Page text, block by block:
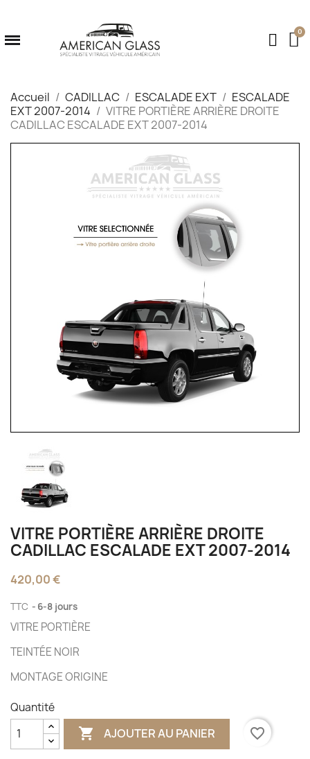
Accueil CADILLAC ESCALADE EXT
ESCALADE
EXT 2007-2014
VITRE PORTIÈRE ARRIÈRE DROITE
CADILLAC ESCALADE EXT 2007-2014
VITRE PORTIÈRE ARRIÈRE DROITE
CADILLAC ESCALADE EXT 2007-2014
420,00 €
TTC 6-8 jours
VITRE PORTIÈRE
TEINTÉE NOIR
MONTAGE ORIGINE
Quantité
 AJOUTER AU PANIER favorite_border